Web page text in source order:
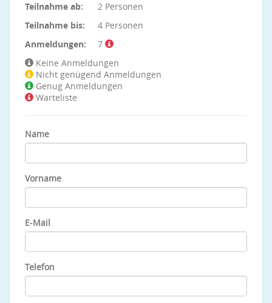
Teilnahme ab:
2 Personen
Teilnahme bis:
4 Personen
Anmeldungen:
7
Keine Anmeldungen
Nicht genügend Anmeldungen
Genug Anmeldungen
Warteliste
Name
Vorname
E-Mail
Telefon